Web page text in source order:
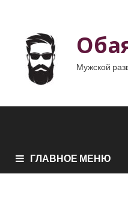
Мужской
ГЛАВНОЕ МЕНЮ